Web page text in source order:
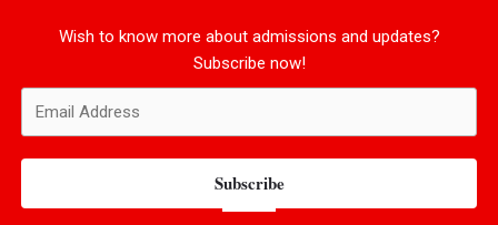
Wish to know more about admissions and updates?
Subscribe now!
Subscribe